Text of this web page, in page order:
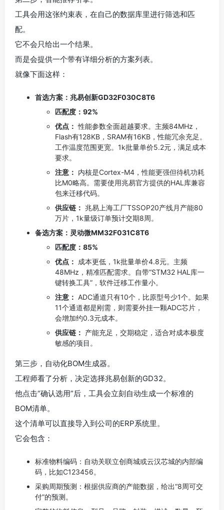
工具会用这张约束表，在自己的数据库里进行筛选和匹
配。
它不会只给出一个结果。
而是会提供一个带有详细分析的方案列表。
就像下面这样：
首选方案：兆易创新GD32F030C8T6
匹配度：92%
优点： 性能参数全面超越要求。主频84MHz，
Flash有128KB，SRAM有16KB，性能冗余充足。
工作温度范围更宽。1k批量单价5.2元，满足成本
要求。
注意： 内核是Cortex-M4，性能更强但待机功耗
比M0略高。需要使用兆易官方提供的HAL库兼容
包来迁移代码。
供应链： 兆易上海工厂TSSOP20产线月产能80
万片，1k量级订单预计交期8周。
备选方案：灵动微MM32F031C8T6
匹配度：85%
优点： 成本更低，1k批量单价4.8元。主频
48MHz，精准匹配需求。自带“STM32 HAL库一
键转换工具”，软件迁移工作量小。
注意： ADC通道只有10个，比原型号少1个。如果
11个通道都是刚需，则需要外挂一颗ADC芯片，
会增加约0.3元成本。
供应链： 产能充足，交期稳定，适合对成本极度
敏感的项目。
第三步，自动化BOM生成器。
工程师看了分析，决定选择兆易创新的GD32。
他点击“确认选用”后，工具会立刻自动生成一个标准的
BOM清单。
这个清单可以直接导入到公司的ERP系统里。
它会包含：
标准物料编码：自动关联立创商城或云汉芯城的内部编
码，比如C123456。
采购周期预测：根据供应商的产能数据，给出“8周可交
付”的预测。